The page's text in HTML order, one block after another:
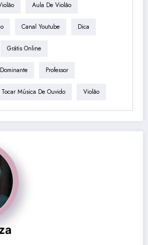
Aula De Violão
Canal Youtube Dica
Grátis Online
Professor
Tocar Música De Ouvido Violão